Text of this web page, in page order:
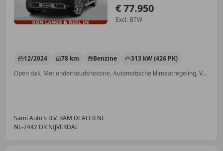
€ 77.950
Excl. BTW
12/2024 78 km Benzine
313 kW (426 PK)
Open dak, Met onderhoudshistorie, Automatische klimaatregeling, Verwarming zetels achter, Schakelflippers, Stuurwielverwarming, Elektrische stoelverstelling, Android Auto
Sami Auto's B.V. RAM DEALER NL
NL-7442 DR NIJVERDAL